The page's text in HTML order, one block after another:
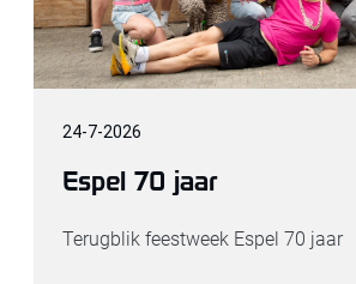
24-7-2026
Espel 70 jaar
Terugblik feestweek Espel 70 jaar